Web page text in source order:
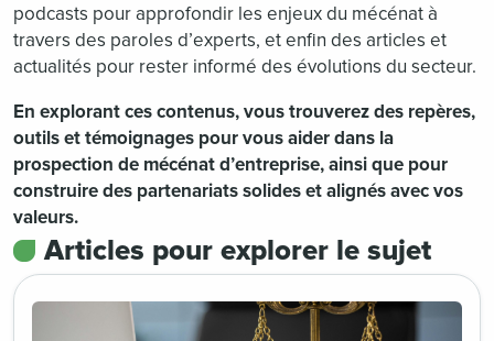
podcasts pour approfondir les enjeux du mécénat à
travers des paroles d’experts, et enfin des articles et
actualités pour rester informé des évolutions du secteur.
En explorant ces contenus, vous trouverez des repères,
outils et témoignages pour vous aider dans la
prospection de mécénat d’entreprise, ainsi que pour
construire des partenariats solides et alignés avec vos
valeurs.
Articles pour explorer le sujet